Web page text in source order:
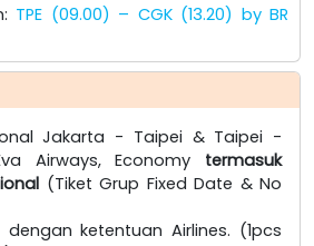
TPE (09.00) – CGK (13.20) by BR
Jakarta - Taipei & Taipei -
Airways, Economy termasuk
(Tiket Grup Fixed Date & No
ketentuan Airlines. (1pcs